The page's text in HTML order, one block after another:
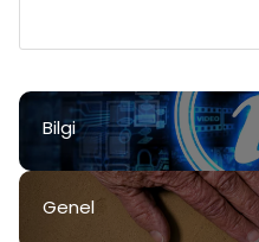
Bilgi
Genel